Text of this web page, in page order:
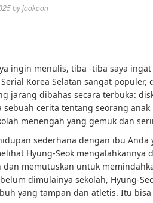
byjookoon
ingin menulis, tiba -tiba saya ingat
Korea Selatan sangat
jarang dibahas secara terbuka:
sebuah cerita tentang seorang
menengah yang gemuk dan
sederhana dengan ibu
Hyung-Seok
dan memutuskan untuk
dimulainya sekolah, Hyung-
yang tampan dan atletis. Itu